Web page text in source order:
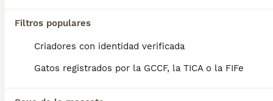
Filtros populares
Criadores con identidad verificada
Gatos registrados por la GCCF, la TICA o la FIFe
Montornés del Vallés,Barcelona (43.2km)